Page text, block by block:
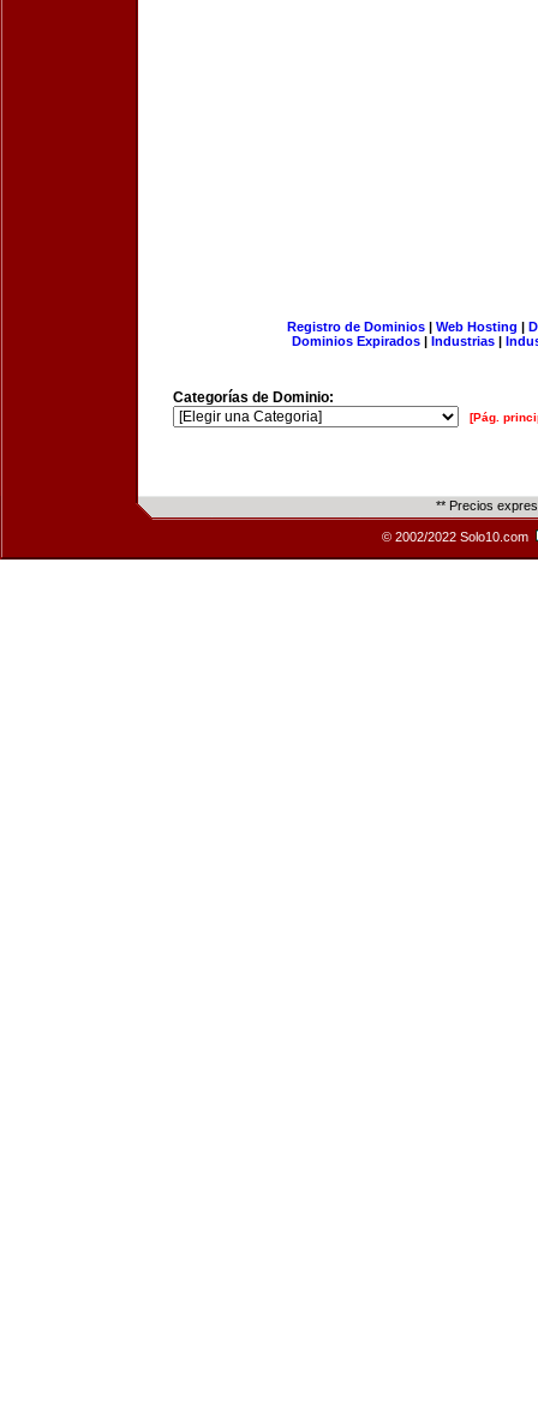
Registro de Dominios| Web Hosting |
Dominios Expirados | Industrias |
Categorías de Dominio:
[Pág.
** Precios
© 2002/2022 Solo10.com